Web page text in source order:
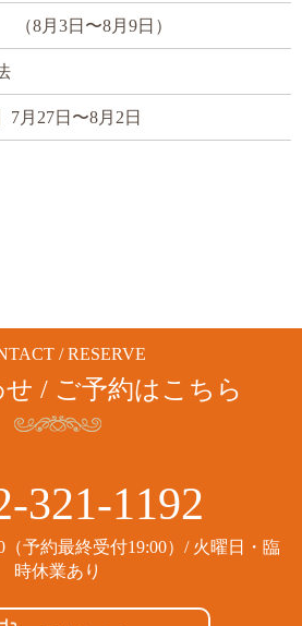
8月3日〜8月9日）
7月27日〜8月2日
/ RESERVE
/ ご予約はこちら
321-1192
（予約最終受付19:00）/ 火曜日・臨
時休業あり